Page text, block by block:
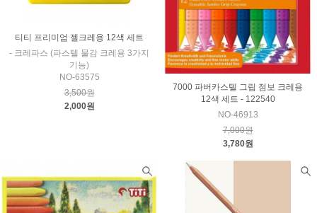
티티 프리미엄 젤크레용 12색 세트
- 크레파스 (파스텔 물감 크레용 3가지
기능)
NO-63575
3,500원
2,000원
7000 파버카스텔 그립 점보 크레용
12색 세트 - 122540
NO-46913
7,000원
3,780원